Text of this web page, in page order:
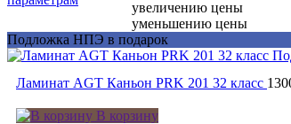
увеличению цены
уменьшению цены
Подложка НПЭ в подарок
Ламинат AGT Каньон PRK 201 32 класс
В корзину